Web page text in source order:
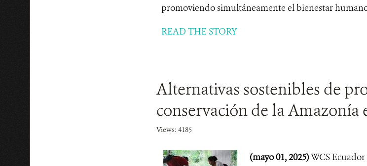
promoviendo simultáneamente el bienestar
READ THE STORY
Alternativas sostenibles de
conservación de la Amazonía
Views: 4185
(mayo 01, 2025)WCS